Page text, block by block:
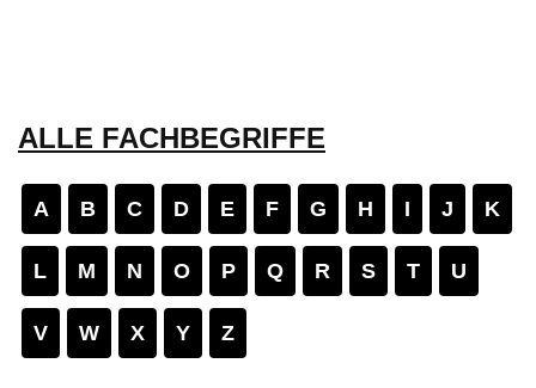
ALLE FACHBEGRIFFE
A B C D E F G H I J K
L M N O P Q R S T U
V W X Y Z